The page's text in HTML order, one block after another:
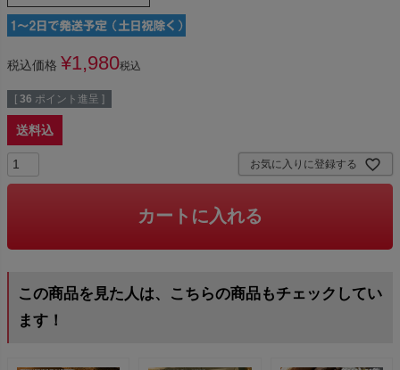
税込価格 ¥1,980税込
[ 36 ポイント進呈 ]
送料込
お気に入りに登録する
カートに入れる
この商品を見た人は、こちらの商品もチェックしてい
ます！